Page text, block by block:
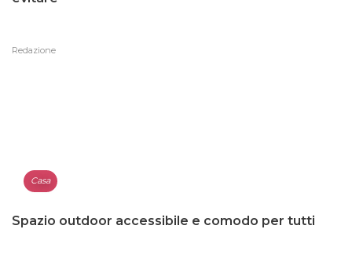
Redazione
Casa
Spazio outdoor accessibile e comodo per tutti